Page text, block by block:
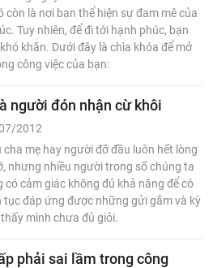
còn là nơi bạn thể hiện sự đam mê của
Tuy nhiên, để đi tới hạnh phúc, bạn
khăn. Dưới đây là chìa khóa để mở
công việc của bạn:
người đón nhận cừ khôi
2012
cha mẹ hay người đỡ đầu luôn hết lòng
nhưng nhiều người trong số chúng ta
có cảm giác không đủ khả năng để có
tục đáp ứng được những gửi gắm và kỳ
mình chưa đủ giỏi.
phải sai lầm trong công